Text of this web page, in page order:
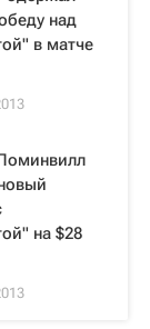
над
в матче
на $28